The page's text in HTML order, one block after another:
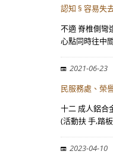
認知 § 容易失
不適 脊椎側彎
心點同時往中
2021-06-23
民服務處、榮
十二 成人鋁合
(活動扶 手,踏
2023-04-10